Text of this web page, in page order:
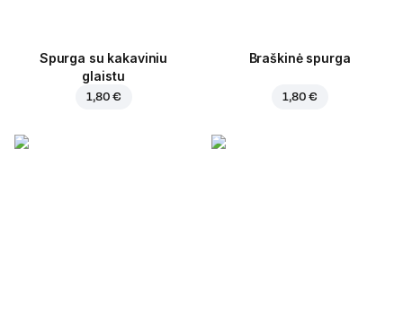
Spurga su kakaviniu
glaistu
1,80 €
Braškinė spurga
1,80 €